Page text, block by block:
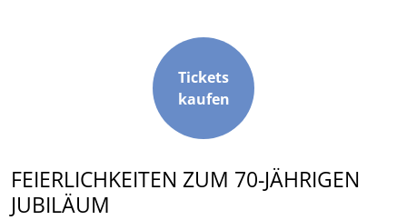
Tickets
kaufen
FEIERLICHKEITEN ZUM 70-JÄHRIGEN
JUBILÄUM